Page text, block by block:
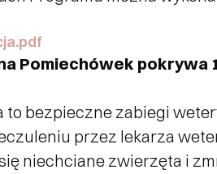
Pomiechówek
to bezpieczne zabiegi
przez lekarza
niechciane zwierzęta i